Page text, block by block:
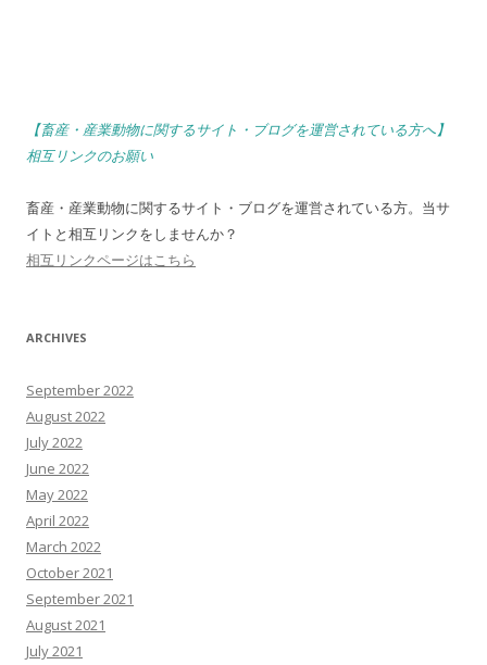
【畜産・産業動物に関するサイト・ブログを運営されている方へ】
相互リンクのお願い
畜産・産業動物に関するサイト・ブログを運営されている方。当サ
イトと相互リンクをしませんか？
相互リンクページはこちら
ARCHIVES
September 2022
August 2022
July 2022
June 2022
May 2022
April 2022
March 2022
October 2021
September 2021
August 2021
July 2021